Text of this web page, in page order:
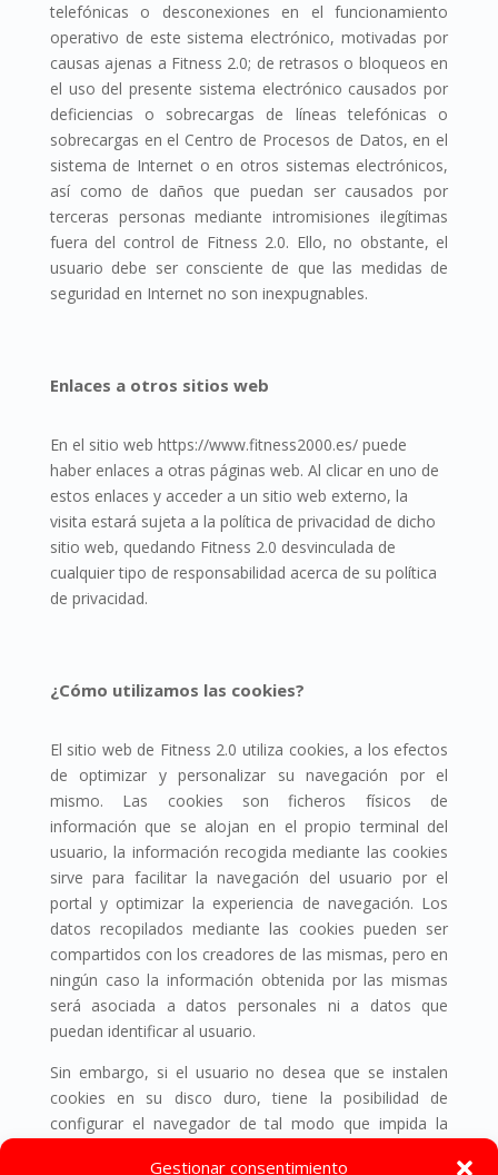
Gestionar consentimiento
telefónicas o desconexiones en el funcionamiento
operativo de este sistema electrónico, motivadas por
causas ajenas a Fitness 2.0; de retrasos o bloqueos en
el uso del presente sistema electrónico causados por
deficiencias o sobrecargas de líneas telefónicas o
sobrecargas en el Centro de Procesos de Datos, en el
sistema de Internet o en otros sistemas electrónicos,
así como de daños que puedan ser causados por
terceras personas mediante intromisiones ilegítimas
fuera del control de Fitness 2.0. Ello, no obstante, el
usuario debe ser consciente de que las medidas de
seguridad en Internet no son inexpugnables.
Enlaces a otros sitios web
En el sitio web https://www.fitness2000.es/ puede
haber enlaces a otras páginas web. Al clicar en uno de
estos enlaces y acceder a un sitio web externo, la
visita estará sujeta a la política de privacidad de dicho
sitio web, quedando Fitness 2.0 desvinculada de
cualquier tipo de responsabilidad acerca de su política
de privacidad.
¿Cómo utilizamos las cookies?
El sitio web de Fitness 2.0 utiliza cookies, a los efectos
de optimizar y personalizar su navegación por el
mismo. Las cookies son ficheros físicos de
información que se alojan en el propio terminal del
usuario, la información recogida mediante las cookies
sirve para facilitar la navegación del usuario por el
portal y optimizar la experiencia de navegación. Los
datos recopilados mediante las cookies pueden ser
compartidos con los creadores de las mismas, pero en
ningún caso la información obtenida por las mismas
será asociada a datos personales ni a datos que
puedan identificar al usuario.
Sin embargo, si el usuario no desea que se instalen
cookies en su disco duro, tiene la posibilidad de
configurar el navegador de tal modo que impida la